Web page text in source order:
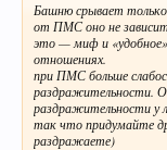
Башню срывает
от ПМС оно не
это — миф и
отношениях.
при ПМС больше
раздражительности.
раздражительности у
так что придумайте
раздражаете)